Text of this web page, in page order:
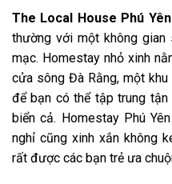
The Local House Phú Yên
thường với một không
mạc. Homestay nhỏ xinh
cửa sông Đà Rằng, một
để bạn có thể tập trung
biển cả. Homestay Phú
nghỉ cũng xinh xắn không
rất được các bạn trẻ ưa